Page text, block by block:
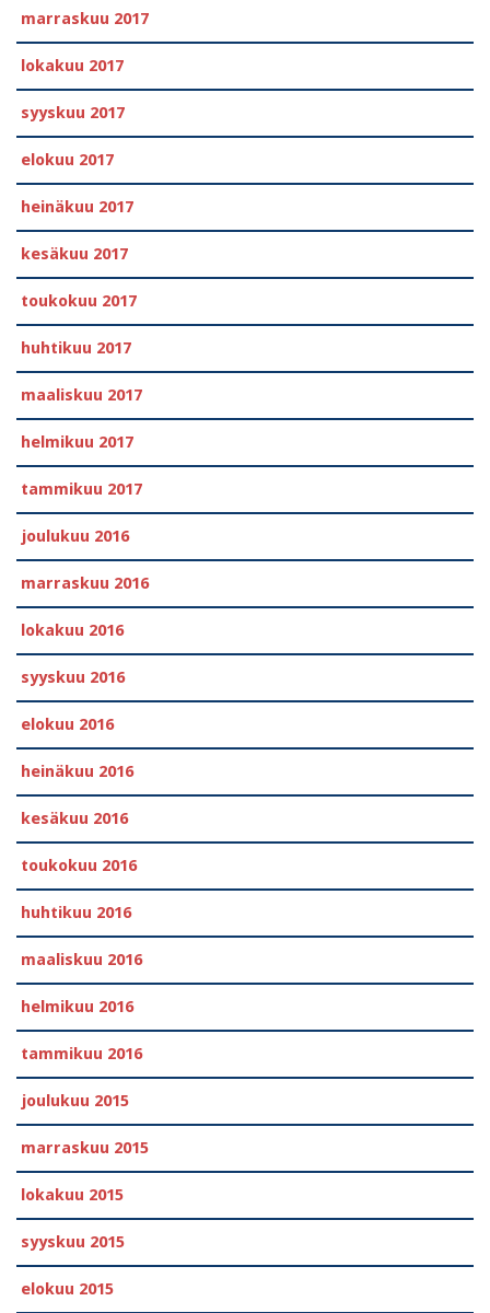
marraskuu 2017
lokakuu 2017
syyskuu 2017
elokuu 2017
heinäkuu 2017
kesäkuu 2017
toukokuu 2017
huhtikuu 2017
maaliskuu 2017
helmikuu 2017
tammikuu 2017
joulukuu 2016
marraskuu 2016
lokakuu 2016
syyskuu 2016
elokuu 2016
heinäkuu 2016
kesäkuu 2016
toukokuu 2016
huhtikuu 2016
maaliskuu 2016
helmikuu 2016
tammikuu 2016
joulukuu 2015
marraskuu 2015
lokakuu 2015
syyskuu 2015
elokuu 2015